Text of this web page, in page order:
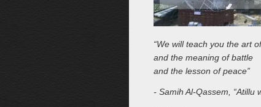
“We will teach you the art
and the meaning of battle
and the lesson of peace”
- Samih Al-Qassem, “Atillu